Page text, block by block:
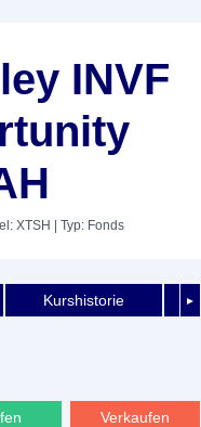
INVF
XTSH | Typ: Fonds
►
Kurshistorie
Verkaufen